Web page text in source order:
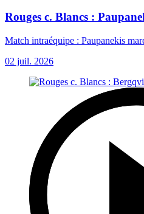
Rouges c. Blancs :
Match intraéquipe : Paupanekis
02 juil. 2026